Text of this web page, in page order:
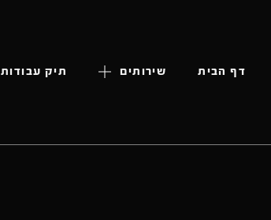
דף הבית שירותים תיק עבודות